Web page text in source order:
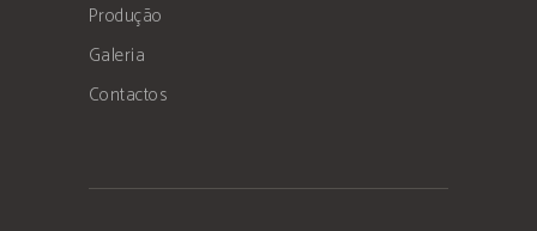
Produção
Galeria
Contactos